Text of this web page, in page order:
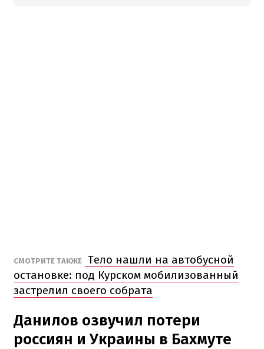
СМОТРИТЕ ТАКЖЕ
Тело нашли на автобусной
остановке: под Курском мобилизованный
застрелил своего собрата
Данилов озвучил потери
россиян и Украины в Бахмуте